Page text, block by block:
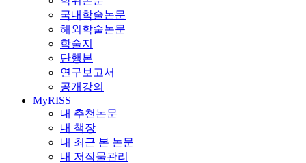
국내학술논문
해외학술논문
학술지
단행본
연구보고서
공개강의
MyRISS
내 추천논문
내 책장
내 최근 본 논문
내 저작물관리